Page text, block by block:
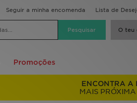
Seguir a minha encomenda Lista de
O teu
Promoções
ENCONTRA A
MAIS